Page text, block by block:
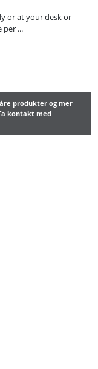
or at your desk or
per ...
produkter og mer
kontakt med